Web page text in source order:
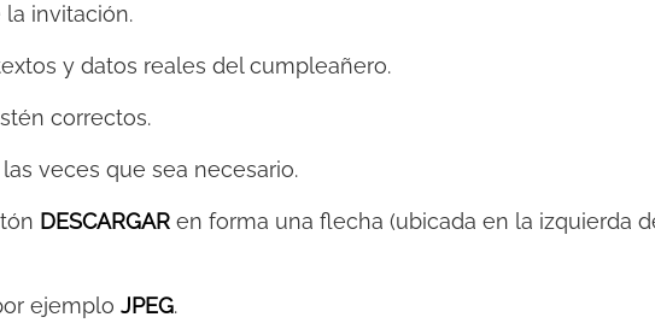
invitación.
y datos reales del cumpleañero.
correctos.
veces que sea necesario.
DESCARGAR en forma una flecha (ubicada en la izquierda
ejemplo JPEG.